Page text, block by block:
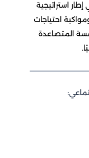
استراتيجية
احتياجات
المتصاعدة